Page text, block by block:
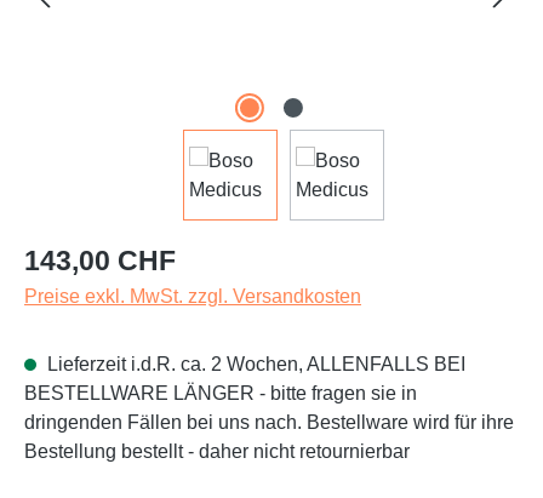
Regulärer Preis:
143,00 CHF
Preise exkl. MwSt. zzgl. Versandkosten
Lieferzeit i.d.R. ca. 2 Wochen, ALLENFALLS BEI
BESTELLWARE LÄNGER - bitte fragen sie in
dringenden Fällen bei uns nach. Bestellware wird für ihre
Bestellung bestellt - daher nicht retournierbar